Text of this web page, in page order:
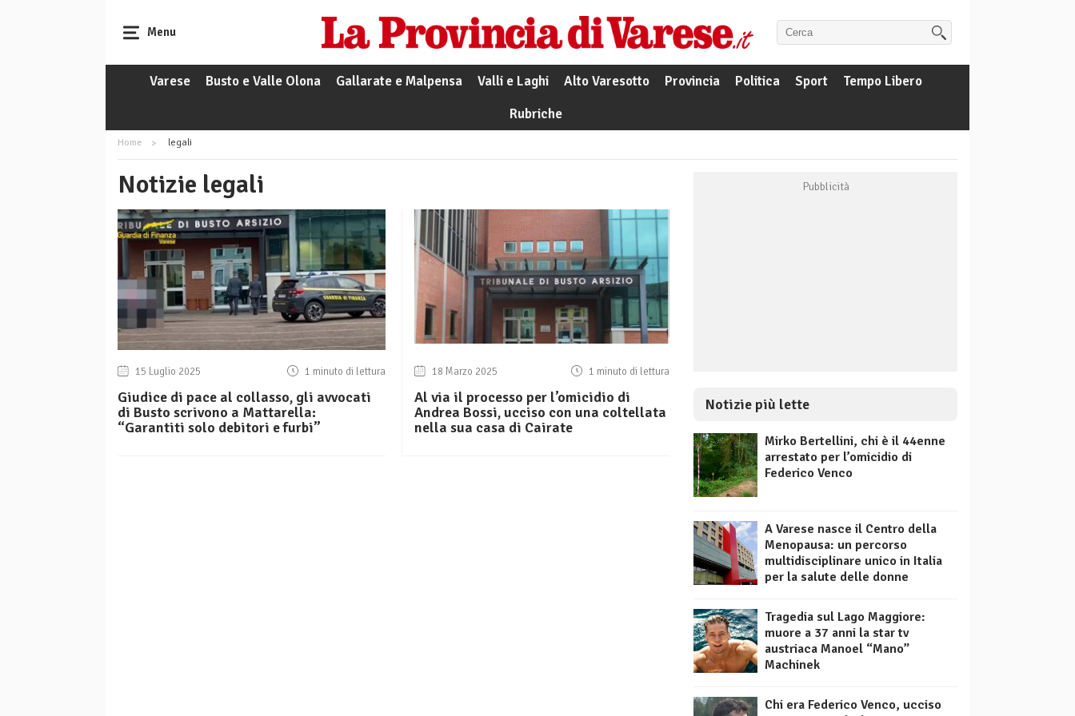
Menu
Varese Busto e Valle Olona Gallarate e Malpensa Valli e Laghi Alto Varesotto Provincia Politica Sport
Tempo Libero
Rubriche
Home legali
Notizie legali
15 Luglio 2025 1 minuto di lettura
Giudice di pace al collasso, gli avvocati
di Busto scrivono a Mattarella:
“Garantiti solo debitori e furbi”
18 Marzo 2025 1 minuto di lettura
Al via il processo per l’omicidio di
Andrea Bossi, ucciso con una coltellata
nella sua casa di Cairate
Notizie più lette
Mirko Bertellini, chi è il 44enne
arrestato per l’omicidio di
Federico Venco
A Varese nasce il Centro della
Menopausa: un percorso
multidisciplinare unico in Italia
per la salute delle donne
Tragedia sul Lago Maggiore:
muore a 37 anni la star tv
austriaca Manoel “Mano”
Machinek
Chi era Federico Venco, ucciso